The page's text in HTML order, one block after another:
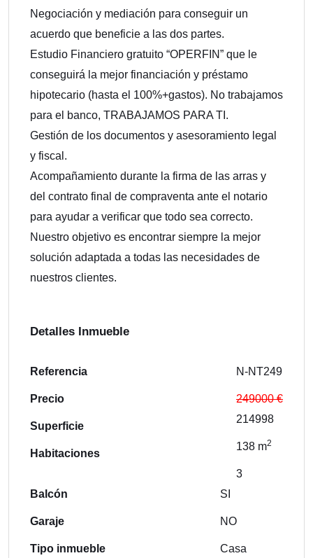
Negociación y mediación para conseguir un
acuerdo que beneficie a las dos partes.
Estudio Financiero gratuito “OPERFIN” que le
conseguirá la mejor financiación y préstamo
hipotecario (hasta el 100%+gastos). No trabajamos
para el banco, TRABAJAMOS PARA TI.
Gestión de los documentos y asesoramiento legal
y fiscal.
Acompañamiento durante la firma de las arras y
del contrato final de compraventa ante el notario
para ayudar a verificar que todo sea correcto.
Nuestro objetivo es encontrar siempre la mejor
solución adaptada a todas las necesidades de
nuestros clientes.
Detalles Inmueble
Referencia
Precio
Superficie
Habitaciones
N-NT249
249000 €
214998
138 m2
3
Balcón
Garaje
Tipo inmueble
SI
NO
Casa